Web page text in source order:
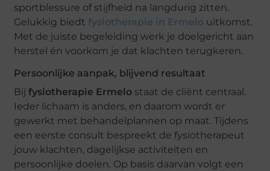
sportblessure of stijfheid na langdurig zitten.
Gelukkig biedtfysiotherapie in Ermelo uitkomst.
Met de juiste begeleiding werk je doelgericht aan
herstel én voorkom je dat klachten terugkeren.
Persoonlijke aanpak, blijvend resultaat
Bijfysiotherapie Ermelo staat de cliënt centraal.
Ieder lichaam is anders, en daarom wordt er
gewerkt met behandelplannen op maat. Tijdens
een eerste consult bespreekt de fysiotherapeut
jouw klachten, dagelijkse activiteiten en
persoonlijke doelen. Op basis daarvan volgt een